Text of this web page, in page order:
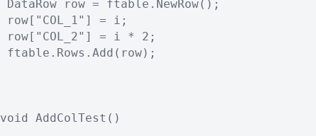
DataRow row = ftable.NewRow();
row["COL_1"] = i;
row["COL_2"] = i * 2;
ftable.Rows.Add(row);
AddColTest()